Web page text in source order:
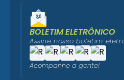
BOLETIM ELETRÔNICO
Assine nosso boletim
Acompanhe a gente!